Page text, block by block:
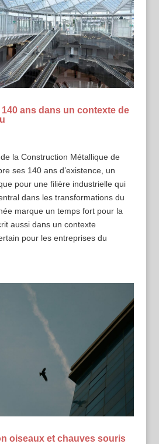
140 ans dans un contexte de
la Construction Métallique de
ses 140 ans d’existence, un
pour une filière industrielle qui
dans les transformations du
marque un temps fort pour la
aussi dans un contexte
pour les entreprises du
oiseaux et chauves souris